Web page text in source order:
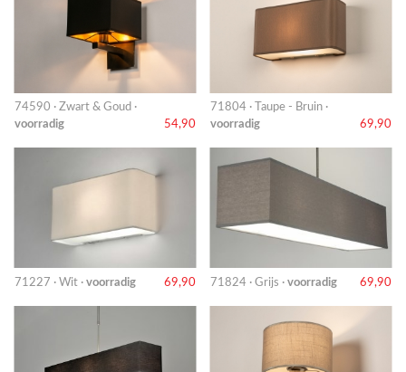
74590 · Zwart & Goud ·
voorradig
54,90
71804 · Taupe - Bruin ·
voorradig
69,90
71227 · Wit · voorradig 69,90 71824 · Grijs · voorradig 69,90